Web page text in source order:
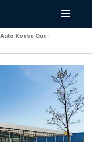
Auto Koese Oud-